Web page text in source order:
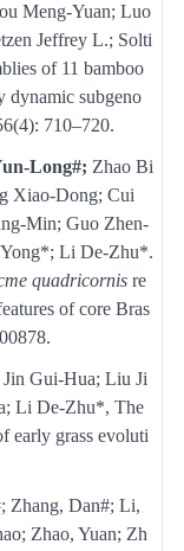
Meng-Yuan; Luo
Jeffrey L.; Solti
of 11 bamboo
dynamic subgeno
710–720.
Long#; Zhao Bi
Xiao-Dong; Cui
Min; Guo Zhen-
Li De-Zhu*.
quadricornisre
of core Bras
Jin Gui-Hua; Liu Ji
Li De-Zhu*, The
early grass evoluti
Zhang, Dan#; Li,
Zhao, Yuan; Zh